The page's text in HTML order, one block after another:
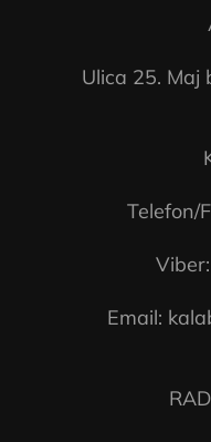
Ulica 25. Maj
Telefon/
Email: